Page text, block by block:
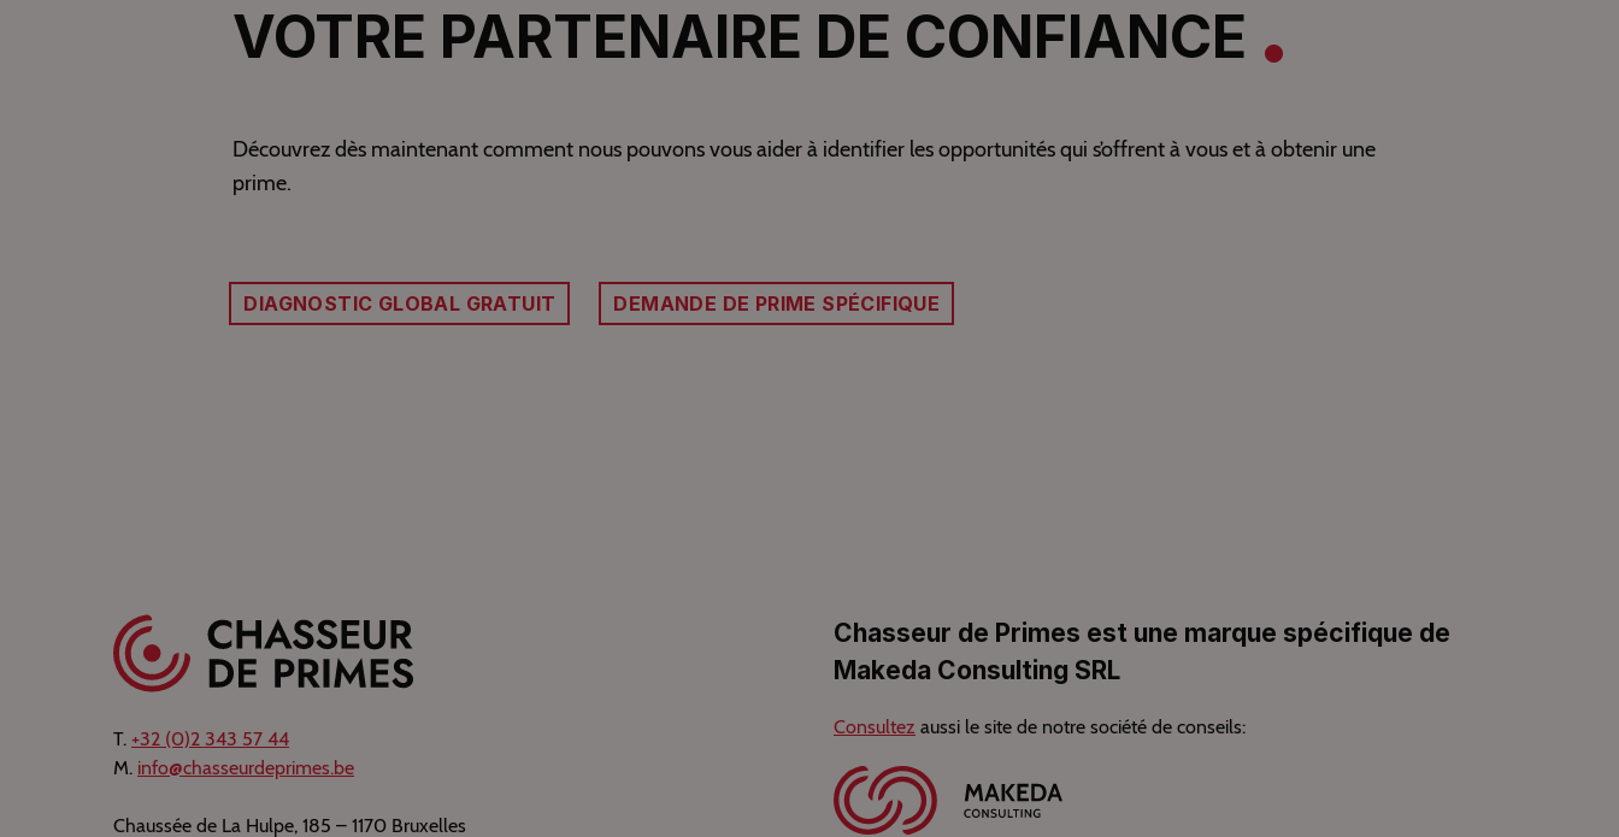
VOTRE PARTENAIRE DE CONFIANCE
Découvrez dès maintenant comment nous pouvons vous aider à identifier les opportunités qui s’offrent à vous et à obtenir une
prime.
DIAGNOSTIC GLOBAL GRATUIT DEMANDE DE PRIME SPÉCIFIQUE
T.+32 (0)2 343 57 44
M. info@chasseurdeprimes.be
Chaussée de La Hulpe, 185 – 1170 Bruxelles
Chasseur de Primes est une marque spécifique de
Makeda Consulting SRL
Consultez aussi le site de notre société de conseils: